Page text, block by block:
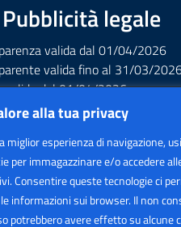
alla tua privacy
miglior esperienza di navigazione,
per immagazzinare e/o accedere
Consentire queste tecnologie ci
informazioni sui browser. Il non
potrebbero avere effetto su alcune
Pubblicità legale
valida dal 01/04/2026
valida fino al 31/03/
valido dal 01/04/2026
valido fino al 31/03/2026
– Informative –
AGID Form